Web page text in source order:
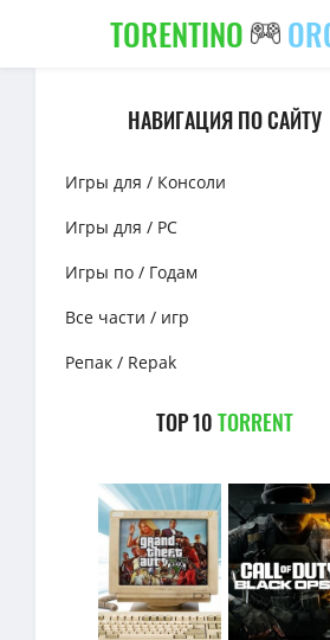
TORENTINO
НАВИГАЦИЯ ПО САЙТУ
Игры для / Консоли
Игры для / PC
Игры по / Годам
Все части / игр
Репак / Repak
TOP 10TORRENT